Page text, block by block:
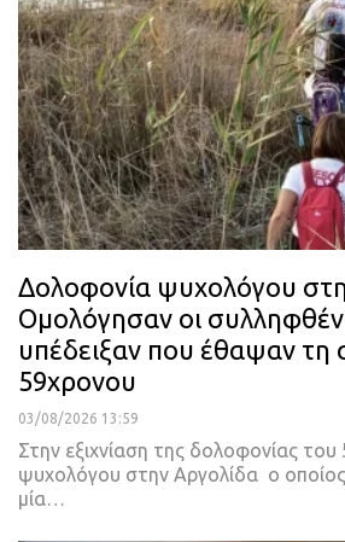
Δολοφονία ψυχολόγου
Ομολόγησαν οι
υπέδειξαν που έθαψαν τη
59χρονου
03/08/2026 13:59
Στην εξιχνίαση της δολοφονίας του
ψυχολόγου στην Αργολίδα ο
μία…